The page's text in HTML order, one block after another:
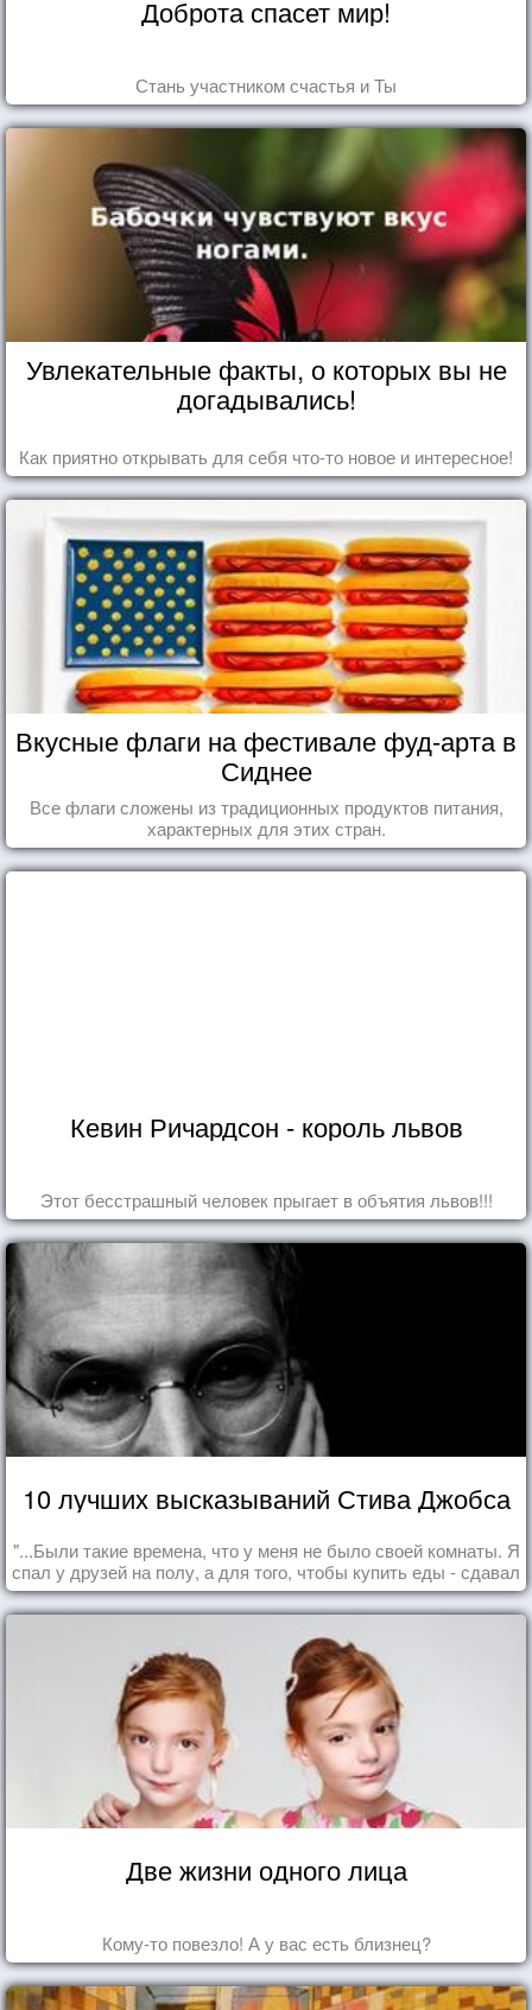
Доброта спасет мир!
Стань участником счастья и Ты
Увлекательные факты, о которых вы не
догадывались!
Как приятно открывать для себя что-то новое и интересное!
Вкусные флаги на фестивале фуд-арта в
Сиднее
Все флаги сложены из традиционных продуктов питания,
характерных для этих стран.
Кевин Ричардсон - король львов
Этот бесстрашный человек прыгает в объятия львов!!!
10 лучших высказываний Стива Джобса
"...Были такие времена, что у меня не было своей комнаты. Я
спал у друзей на полу, а для того, чтобы купить еды - сдавал
бутылки из под кока-колы"
Две жизни одного лица
Кому-то повезло! А у вас есть близнец?